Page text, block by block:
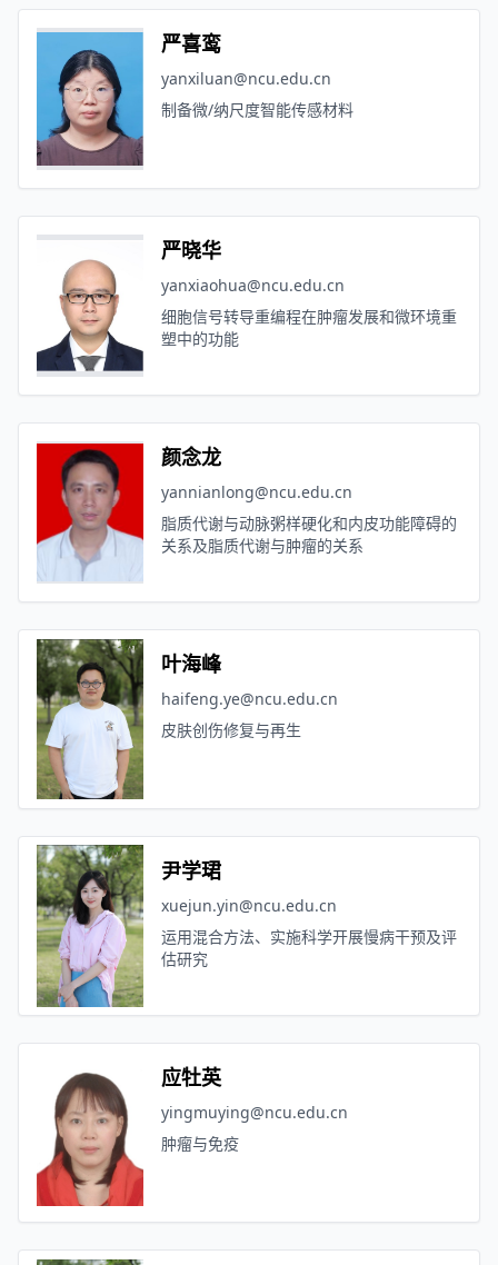
严喜鸾
yanxiluan@ncu.edu.cn
制备微/纳尺度智能传感材料
严晓华
yanxiaohua@ncu.edu.cn
细胞信号转导重编程在肿瘤发展和微环境重
塑中的功能
颜念龙
yannianlong@ncu.edu.cn
脂质代谢与动脉粥样硬化和内皮功能障碍的
关系及脂质代谢与肿瘤的关系
叶海峰
haifeng.ye@ncu.edu.cn
皮肤创伤修复与再生
尹学珺
xuejun.yin@ncu.edu.cn
运用混合方法、实施科学开展慢病干预及评
估研究
应牡英
yingmuying@ncu.edu.cn
肿瘤与免疫